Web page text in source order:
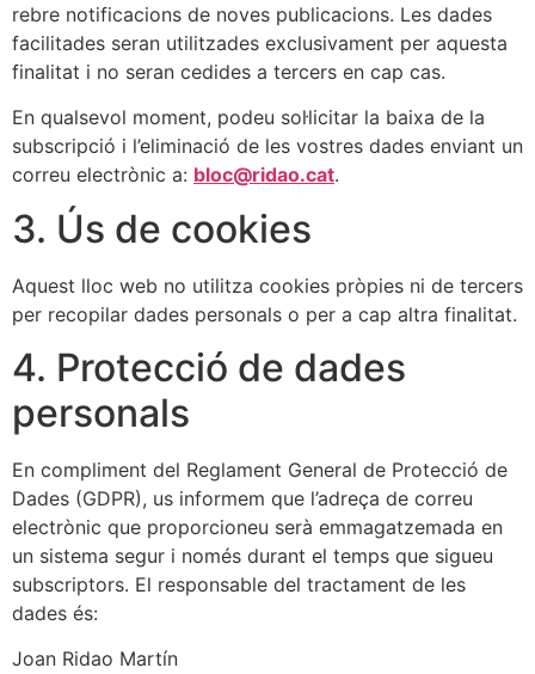
rebre notificacions de noves publicacions. Les dades
facilitades seran utilitzades exclusivament per aquesta
finalitat i no seran cedides a tercers en cap cas.
En qualsevol moment, podeu sol·licitar la baixa de la
subscripció i l’eliminació de les vostres dades enviant un
correu electrònic a: bloc@ridao.cat.
3. Ús de cookies
Aquest lloc web no utilitza cookies pròpies ni de tercers
per recopilar dades personals o per a cap altra finalitat.
4. Protecció de dades
personals
En compliment del Reglament General de Protecció de
Dades (GDPR), us informem que l’adreça de correu
electrònic que proporcioneu serà emmagatzemada en
un sistema segur i només durant el temps que sigueu
subscriptors. El responsable del tractament de les
dades és:
Joan Ridao Martín